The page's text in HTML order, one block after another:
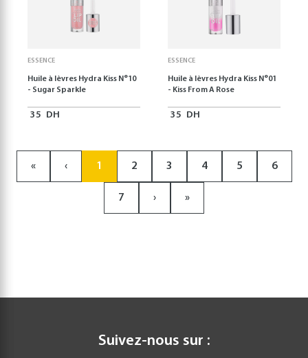
ESSENCE
Huile à lèvres Hydra Kiss N°10
- Sugar Sparkle
35 DH
ESSENCE
Huile à lèvres Hydra Kiss N°01
- Kiss From A Rose
35 DH
« ‹ 1 2 3 4 5 6
7 › »
Suivez-nous sur :